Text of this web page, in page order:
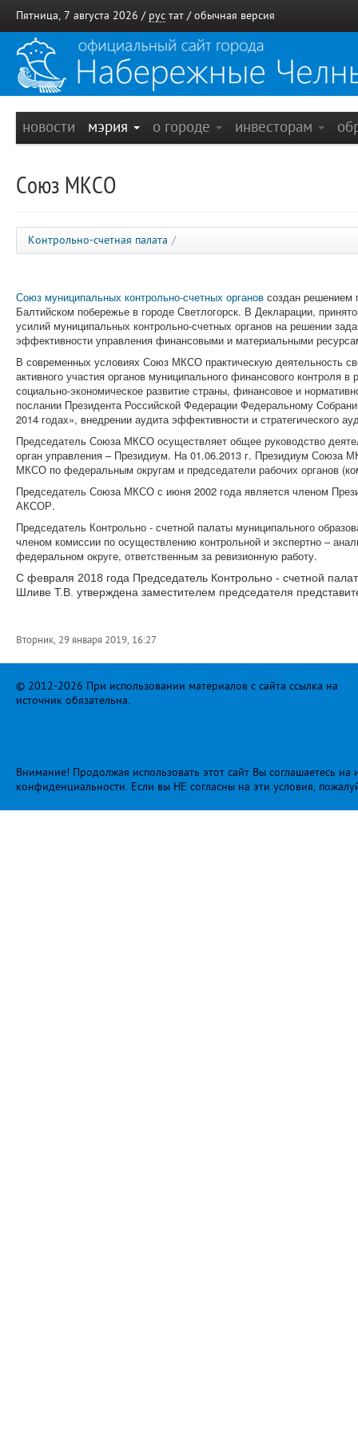
Пятница, 7 августа 2026 / рус тат / обычная версия
новости мэрия о городе инвесторам
Союз МКСО
Контрольно-счетная палата /
Союз муниципальных контрольно-счетных органов создан решением
Балтийском побережье в городе Светлогорск. В Декларации,
усилий муниципальных контрольно-счетных органов на решении
эффективности управления финансовыми и материальными
В современных условиях Союз МКСО практическую деятельность
активного участия органов муниципального финансового контроля
социально-экономическое развитие страны, финансовое и
послании Президента Российской Федерации Федеральному
2014 годах», внедрении аудита эффективности и стратегического
Председатель Союза МКСО осуществляет общее руководство
орган управления – Президиум. На 01.06.2013 г. Президиум Союза
МКСО по федеральным округам и председатели рабочих органов
Председатель Союза МКСО с июня 2002 года является членом
АКСОР.
Председатель Контрольно - счетной палаты муниципального
членом комиссии по осуществлению контрольной и экспертно –
федеральном округе, ответственным за ревизионную работу.
С февраля 2018 года Председатель Контрольно - счетной
Шливе Т.В. утверждена заместителем председателя
Вторник, 29 января 2019, 16:27
© 2012-2026 При использовании материалов с сайта ссылка на
источник обязательна.
Внимание! Продолжая использовать этот сайт Вы соглашаетесь
конфиденциальности. Если вы НЕ согласны на эти условия,